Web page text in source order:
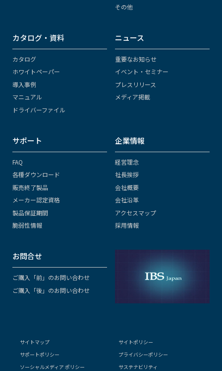
その他
カタログ・資料
カタログ
ホワイトペーパー
導入事例
マニュアル
ドライバーファイル
ニュース
重要なお知らせ
イベント・セミナー
プレスリリース
メディア掲載
サポート
FAQ
各種ダウンロード
販売終了製品
メーカー認定資格
製品保証期間
脆弱性情報
企業情報
経営理念
社長挨拶
会社概要
会社沿革
アクセスマップ
採用情報
お問合せ
ご購入「前」のお問い合わせ
ご購入「後」のお問い合わせ
サイトマップ
サイトポリシー
サポートポリシー
プライバシーポリシー
ソーシャルメディア ポリシー
サステナビリティ